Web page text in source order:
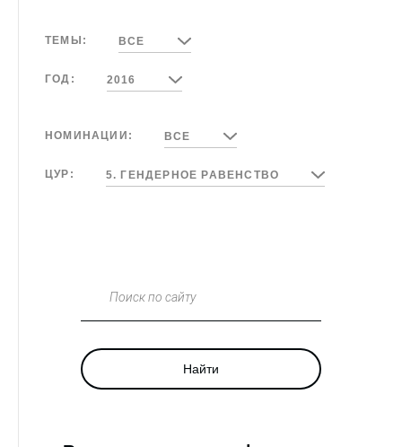
ТЕМЫ: ВСЕ
ГОД: 2016
НОМИНАЦИИ: ВСЕ
ЦУР: 5. ГЕНДЕРНОЕ РАВЕНСТВО
Поиск по сайту
Найти